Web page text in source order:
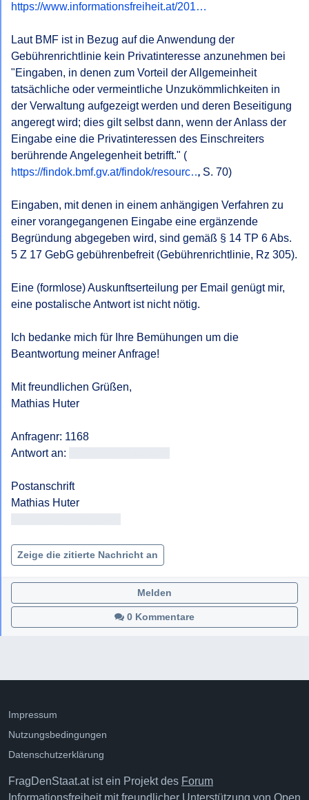
https://www.informationsfreiheit.at/201…
Laut BMF ist in Bezug auf die Anwendung der
Gebührenrichtlinie kein Privatinteresse anzunehmen bei
"Eingaben, in denen zum Vorteil der Allgemeinheit
tatsächliche oder vermeintliche Unzukömmlichkeiten in
der Verwaltung aufgezeigt werden und deren Beseitigung
angeregt wird; dies gilt selbst dann, wenn der Anlass der
Eingabe eine die Privatinteressen des Einschreiters
berührende Angelegenheit betrifft." (
https://findok.bmf.gv.at/findok/resourc…, S. 70)
Eingaben, mit denen in einem anhängigen Verfahren zu
einer vorangegangenen Eingabe eine ergänzende
Begründung abgegeben wird, sind gemäß § 14 TP 6 Abs.
5 Z 17 GebG gebührenbefreit (Gebührenrichtlinie, Rz 305).
Eine (formlose) Auskunftserteilung per Email genügt mir,
eine postalische Antwort ist nicht nötig.
Ich bedanke mich für Ihre Bemühungen um die
Beantwortung meiner Anfrage!
Mit freundlichen Grüßen,
Mathias Huter
Anfragenr: 1168
Antwort an:
Postanschrift
Zeige die zitierte Nachricht an
0 Kommentare
Melden
Impressum
Nutzungsbedingungen
Datenschutzerklärung
FragDenStaat.at ist ein Projekt des Forum